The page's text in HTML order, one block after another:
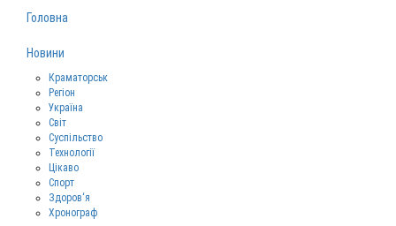
Головна
Новини
Краматорськ
Регіон
Україна
Світ
Суспільство
Технології
Цікаво
Спорт
Здоров‘я
Хронограф